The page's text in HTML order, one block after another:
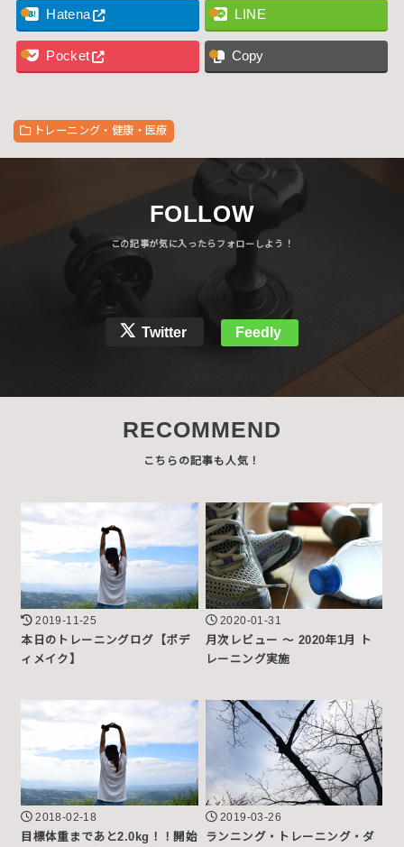
Hatena LINE
Pocket Copy
トレーニング・健康・医療
FOLLOW
Twitter Feedly
RECOMMEND
2019-11-25
本日のトレーニングログ【ボデ
ィメイク】
2020-01-31
月次レビュー ～ 2020年1月 ト
レーニング実施
2018-02-18
目標体重まであと2.0kg！！開始
2019-03-26
ランニング・トレーニング・ダ